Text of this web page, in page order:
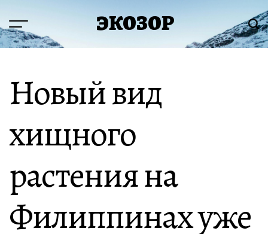
содержимому
Меню ЭКОЗОР
Новый вид
хищного
растения на
Филиппинах уже